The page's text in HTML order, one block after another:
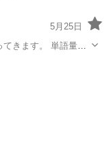
5月25日
。 単語量。